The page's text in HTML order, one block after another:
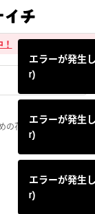
の花材
エラーが発生
r)
エラーが発生
r)
エラーが発生
r)